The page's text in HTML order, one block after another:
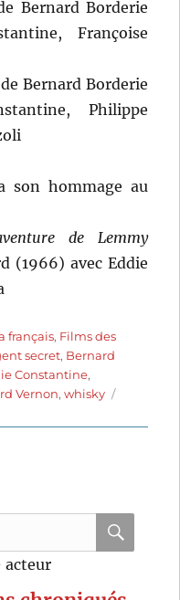
Bernard Borderie
Françoise
Bernard Borderie
Philippe
son hommage au
de Lemmy
(1966) avec Eddie
français, Films des
secret, Bernard
Constantine,
Vernon,whisky